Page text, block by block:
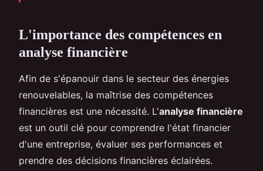
L'importance des compétences en
analyse financière
Afin de s'épanouir dans le secteur des énergies
renouvelables, la maîtrise des compétences
financières est une nécessité. L'analyse financière
est un outil clé pour comprendre l'état financier
d'une entreprise, évaluer ses performances et
prendre des décisions financières éclairées.